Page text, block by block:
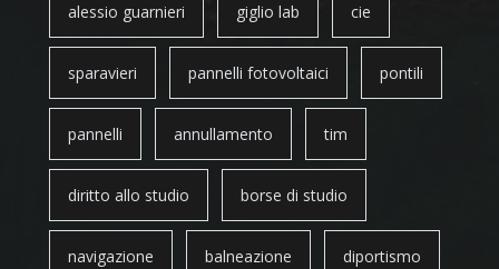
alessio guarnieri giglio lab cie
sparavieri pannelli fotovoltaici pontili
pannelli annullamento tim
diritto allo studio borse di studio
navigazione balneazione diportismo